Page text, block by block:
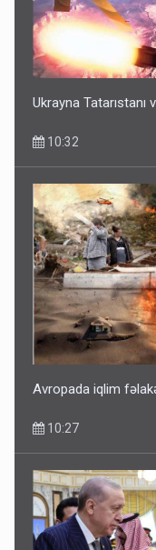
Ukrayna Tatarıstanı
10:32
Avropada iqlim
10:27